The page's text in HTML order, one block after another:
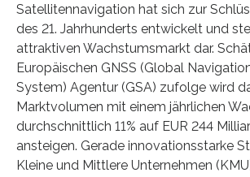
Satellitennavigation hat sich zur
des 21. Jahrhunderts entwickelt und
attraktiven Wachstumsmarkt dar.
Europäischen GNSS (Global
System) Agentur (GSA) zufolge wird
Marktvolumen mit einem jährlichen
durchschnittlich 11% auf EUR 244
ansteigen. Gerade innovationsstarke
Kleine und Mittlere Unternehmen